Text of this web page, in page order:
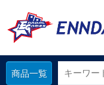
商品一覧